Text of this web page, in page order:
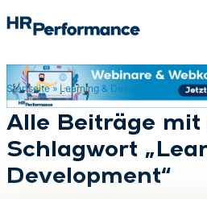
Suchen
Startseite» Learning & Development
Alle Beiträge mit
Schlagwort
Development“